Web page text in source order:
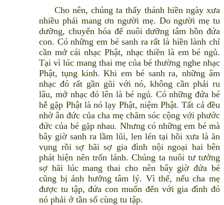
Cho nên, chúng ta thấy thánh hiền ngày xưa
nhiều phải mang ơn người mẹ. Do người mẹ tu
dưỡng, chuyển hóa để nuôi dưỡng tâm hồn đứa
con. Có những em bé sanh ra rất là hiền lành chỉ
cần mở cái nhạc Phật, nhạc thiền là em bé ngủ.
Tại vì lúc mang thai mẹ của bé thường nghe nhạc
Phật, tụng kinh. Khi em bé sanh ra, những âm
nhạc đó rất gần gũi với nó, không cần phải ru
lâu, mở nhạc đó lên là bé ngủ. Có những đứa bé
hễ gặp Phật là nó lạy Phật, niệm Phật. Tất cả đều
nhờ ân đức của cha mẹ chăm sóc cộng với phước
đức của bé gặp nhau. Nhưng có những em bé mà
bây giờ sanh ra lầm lũi, len lén tại hồi xưa là ăn
vụng rồi sợ hãi sợ gia đình nội ngoại hai bên
phát hiện nên trốn lánh. Chúng ta nuôi tư tưởng
sợ hãi lúc mang thai cho nên bây giờ đứa bé
cũng bị ảnh hưởng tâm lý. Vì thế, nếu cha mẹ
được tu tập, đứa con muốn đến với gia đình đó
nó phải ở tần số cùng tu tập.